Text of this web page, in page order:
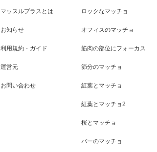
マッスルプラスとは
お知らせ
利用規約・ガイド
運営元
お問い合わせ
ロックなマッチョ
オフィスのマッチョ
筋肉の部位にフォーカス
節分のマッチョ
紅葉とマッチョ
紅葉とマッチョ2
桜とマッチョ
バーのマッチョ